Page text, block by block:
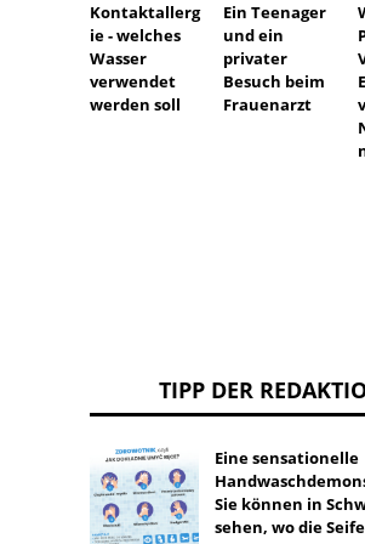
Kontaktallerg
ie - welches
Wasser
verwendet
werden soll
Ein Teenager
und ein
privater
Besuch beim
Frauenarzt
TIPP DER
Eine sensationelle
Sie können in
sehen, wo die